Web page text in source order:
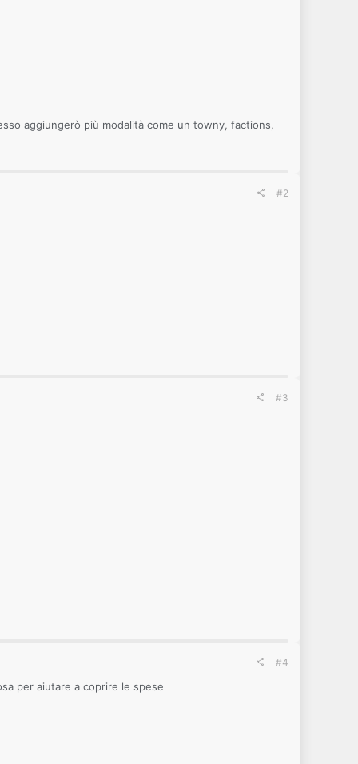
aggiungerò più modalità come un towny, factions,
#2
#3
#4
per aiutare a coprire le spese